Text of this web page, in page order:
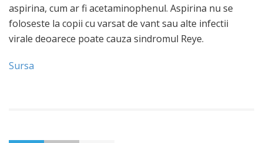
aspirina, cum ar fi acetaminophenul. Aspirina nu se
foloseste la copii cu varsat de vant sau alte infectii
virale deoarece poate cauza sindromul Reye.
Sursa